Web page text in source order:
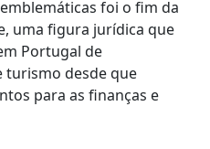
foi o fim da
uma figura jurídica que
Portugal de
turismo desde que
para as finanças e